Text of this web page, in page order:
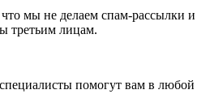
мы не делаем спам-рассылки и
третьим лицам.
помогут вам в любой